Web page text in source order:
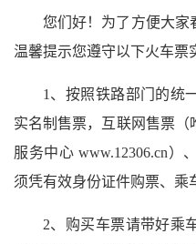
您们好！为了方便大家
温馨提示您遵守以下火车票
1、按照铁路部门的统
实名制售票，互联网售票
服务中心 www.12306.cn）
须凭有效身份证件购票、乘
2、购买车票请带好乘